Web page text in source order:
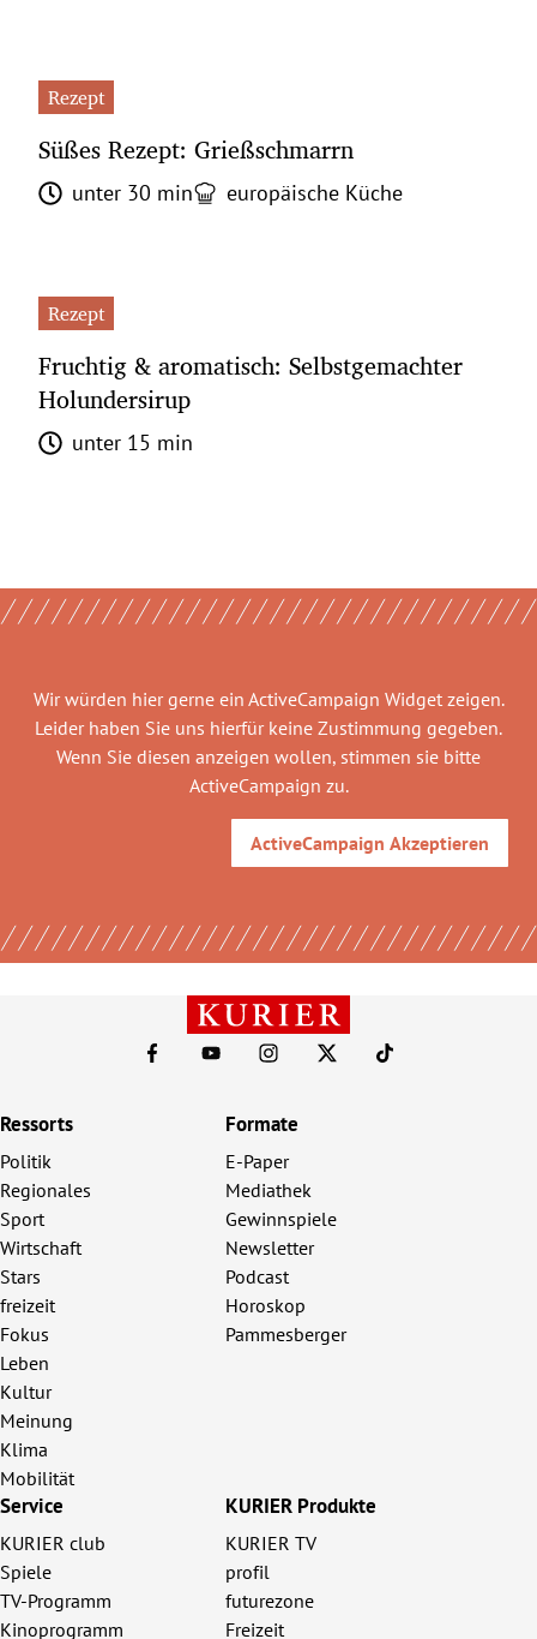
Rezept
Süßes Rezept: Grießschmarrn
unter 30 min europäische Küche
Rezept
Fruchtig & aromatisch: Selbstgemachter
Holundersirup
unter 15 min
Wir würden hier gerne ein ActiveCampaign Widgetzeigen.
Leider haben Sie uns hierfür keine Zustimmung gegeben.
Wenn Sie diesen anzeigen wollen, stimmen sie bitte
ActiveCampaign zu.
ActiveCampaign Akzeptieren
Ressorts
Politik
Regionales
Sport
Wirtschaft
Stars
freizeit
Fokus
Leben
Kultur
Meinung
Klima
Mobilität
Formate
E-Paper
Mediathek
Gewinnspiele
Newsletter
Podcast
Horoskop
Pammesberger
Service
KURIER club
Spiele
TV-Programm
Kinoprogramm
KURIER Produkte
KURIER TV
profil
futurezone
Freizeit